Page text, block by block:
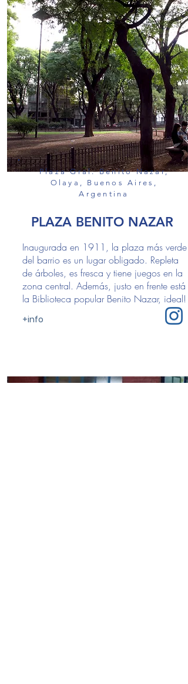
Plaza Gral. Benito Nazar,
Olaya, Buenos Aires,
Argentina
PLAZA BENITO NAZAR
Inaugurada en 1911, la plaza más verde
del barrio es un lugar obligado. Repleta
de árboles, es fresca y tiene juegos en la
zona central. Además, justo en frente está
la Biblioteca popular Benito Nazar, ideal!
+info